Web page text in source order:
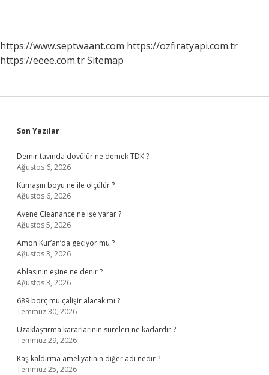
https://www.septwaant.com https://ozfiratyapi.com.tr
https://eeee.com.trSitemap
Sidebar
Son Yazılar
Demir tavında dövülür ne demek TDK ?
Ağustos 6, 2026
Kumaşın boyu ne ile ölçülür ?
Ağustos 6, 2026
Avene Cleanance ne işe yarar ?
Ağustos 5, 2026
Amon Kur’an’da geçiyor mu ?
Ağustos 3, 2026
Ablasının eşine ne denir ?
Ağustos 3, 2026
689 borç mu çalişir alacak mı ?
Temmuz 30, 2026
Uzaklaştırma kararlarının süreleri ne kadardır ?
Temmuz 29, 2026
Kaş kaldırma ameliyatının diğer adı nedir ?
Temmuz 25, 2026